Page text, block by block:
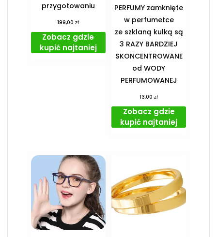
przygotowaniu
199,00zł
Zobacz gdzie
kupić najtaniej
PERFUMY zamknięte
w perfumetce
ze szklaną kulką są
3 RAZY BARDZIEJ
SKONCENTROWANE
od WODY
PERFUMOWANEJ
13,00zł
Zobacz gdzie
kupić najtaniej